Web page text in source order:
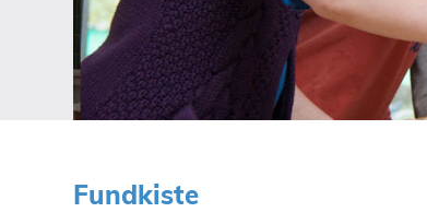
Fundkiste